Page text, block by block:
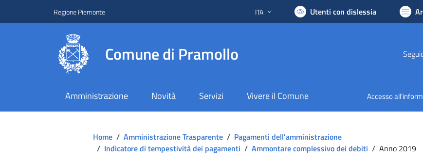
Regione Piemonte Lingua attiva:
ITA Utenti con dislessia
Comune di Pramollo
Amministrazione Novità Servizi Vivere il Comune Accesso
Home / Amministrazione Trasparente / Pagamenti dell'amministrazione
/ Indicatore di tempestività dei pagamenti / Ammontare complessivo dei debiti / Anno 2019